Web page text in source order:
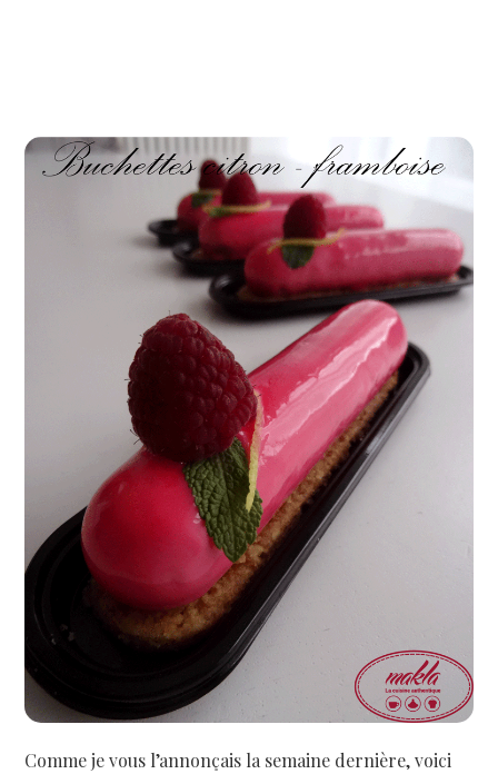
Comme je vous l’annonçais la semaine dernière, voici